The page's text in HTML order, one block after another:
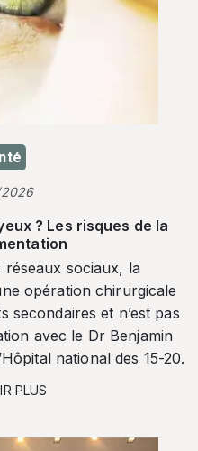
? Les risques de la
réseaux sociaux, la
opération chirurgicale
secondaires et n’est pas
avec le Dr Benjamin
national des 15-20.
PLUS